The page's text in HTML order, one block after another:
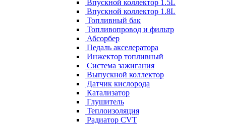
Впускной коллектор 1.5L
Впускной коллектор 1.8L
Топливный бак
Топливопровод и фильтр
Абсорбер
Педаль акселератора
Инжектор топливный
Система зажигания
Выпускной коллектор
Датчик кислорода
Катализатор
Глушитель
Теплоизоляция
Радиатор CVT